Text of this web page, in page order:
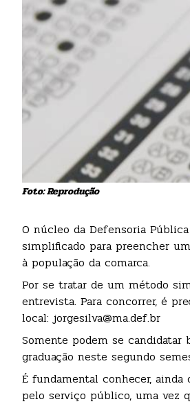
Foto: Reprodução
O núcleo da Defensoria
simplificado para preencher
à população da comarca.
Por se tratar de um método
entrevista. Para concorrer, é
local: jorgesilva@ma.def.br
Somente podem se
graduação neste segundo
É fundamental conhecer,
pelo serviço público, uma vez